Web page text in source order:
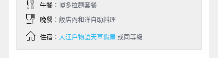
午餐：博多拉麵套餐
晚餐：飯店內和洋自助料理
住宿： 大江戶物語天草龜屋 或同等級